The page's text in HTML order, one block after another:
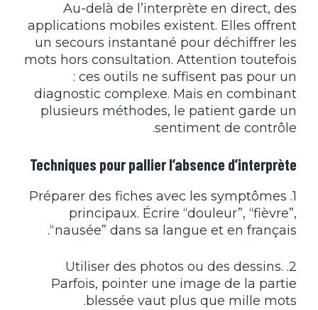
Au-delà de l’interprète en direct, des
applications mobiles existent. Elles offrent
un secours instantané pour déchiffrer les
mots hors consultation. Attention toutefois
: ces outils ne suffisent pas pour un
diagnostic complexe. Mais en combinant
plusieurs méthodes, le patient garde un
sentiment de contrôle.
Techniques pour pallier l’absence d’interprète
1. Préparer des fiches avec les symptômes
principaux. Écrire “douleur”, “fièvre”,
“nausée” dans sa langue et en français.
2. Utiliser des photos ou des dessins.
Parfois, pointer une image de la partie
blessée vaut plus que mille mots.